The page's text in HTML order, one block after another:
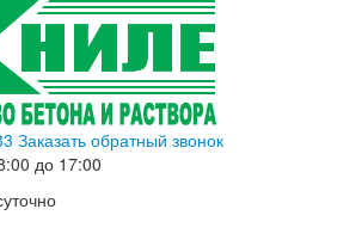
Заказать обратный звонок
до 17:00